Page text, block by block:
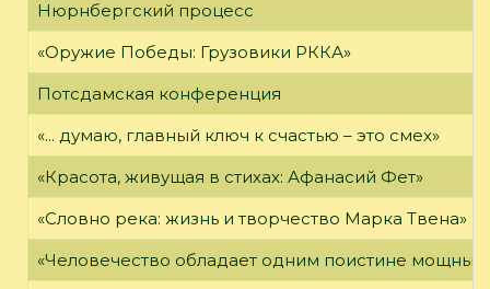
Нюрнбергский процесс
«Оружие Победы: Грузовики РККА»
Потсдамская конференция
«... думаю, главный ключ к счастью – это смех»
«Красота, живущая в стихах: Афанасий Фет»
«Словно река: жизнь и творчество Марка Твена»
«Человечество обладает одним поистине